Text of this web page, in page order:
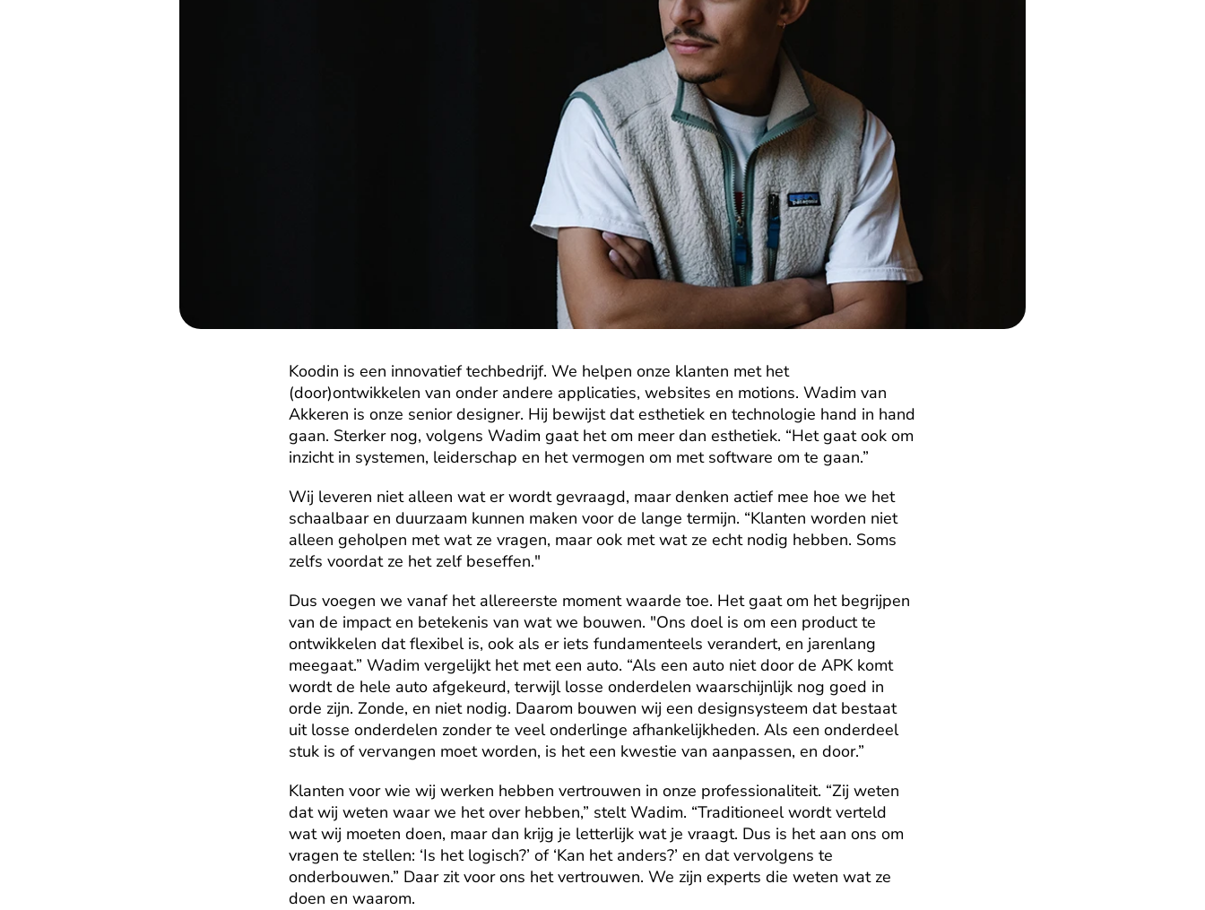
Koodin is een innovatief techbedrijf. We helpen onze klanten met het
(door)ontwikkelen van onder andere applicaties, websites en motions. Wadim van
Akkeren is onze senior designer. Hij bewijst dat esthetiek en technologie hand in hand
gaan. Sterker nog, volgens Wadim gaat het om meer dan esthetiek. “Het gaat ook om
inzicht in systemen, leiderschap en het vermogen om met software om te gaan.”
Wij leveren niet alleen wat er wordt gevraagd, maar denken actief mee hoe we het
schaalbaar en duurzaam kunnen maken voor de lange termijn. “Klanten worden niet
alleen geholpen met wat ze vragen, maar ook met wat ze echt nodig hebben. Soms
zelfs voordat ze het zelf beseffen."
Dus voegen we vanaf het allereerste moment waarde toe. Het gaat om het begrijpen
van de impact en betekenis van wat we bouwen. "Ons doel is om een product te
ontwikkelen dat flexibel is, ook als er iets fundamenteels verandert, en jarenlang
meegaat.” Wadim vergelijkt het met een auto. “Als een auto niet door de APK komt
wordt de hele auto afgekeurd, terwijl losse onderdelen waarschijnlijk nog goed in
orde zijn. Zonde, en niet nodig. Daarom bouwen wij een designsysteem dat bestaat
uit losse onderdelen zonder te veel onderlinge afhankelijkheden. Als een onderdeel
stuk is of vervangen moet worden, is het een kwestie van aanpassen, en door.”
Klanten voor wie wij werken hebben vertrouwen in onze professionaliteit. “Zij weten
dat wij weten waar we het over hebben,” stelt Wadim. “Traditioneel wordt verteld
wat wij moeten doen, maar dan krijg je letterlijk wat je vraagt. Dus is het aan ons om
vragen te stellen: ‘Is het logisch?’ of ‘Kan het anders?’ en dat vervolgens te
onderbouwen.” Daar zit voor ons het vertrouwen. We zijn experts die weten wat ze
doen en waarom.